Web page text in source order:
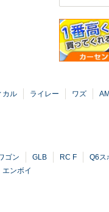
カル ライレー ワズ
ゴン GLB RC F Q6ス
エンボイ